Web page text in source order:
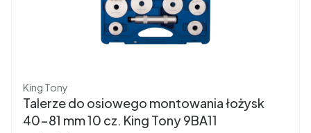
Producent
King Tony
Talerze do osiowego montowania łożysk
40-81 mm 10 cz. King Tony 9BA11